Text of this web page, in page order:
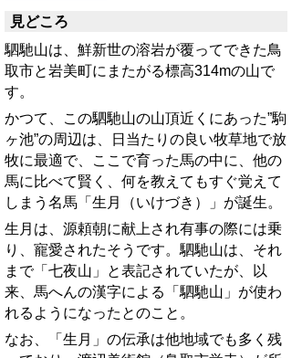
見どころ
駟馳山は、鮮新世の溶岩が覆ってできた鳥
取市と岩美町にまたがる標高314mの山で
す。
かつて、この駟馳山の山頂近くにあった”駒
ヶ池”の周辺は、日当たりの良い牧草地で放
牧に最適で、ここで育った馬の中に、他の
馬に比べて賢く、何を教えてもすぐ覚えて
しまう名馬「生月（いけづき）」が誕生。
生月は、源頼朝に献上され有事の際には乗
り、寵愛されたそうです。駟馳山は、それ
まで「七夜山」と表記されていたが、以
来、馬へんの漢字による「駟馳山」が使わ
れるようになったとのこと。
なお、「生月」の伝承は他地域でも多く残